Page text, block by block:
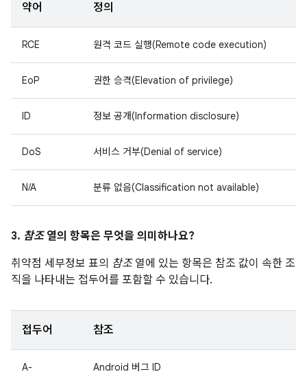
약어 정의
RCE 원격 코드 실행(Remote code execution)
EoP 권한 승격(Elevation of privilege)
ID 정보 공개(Information disclosure)
DoS 서비스 거부(Denial of service)
N/A 분류 없음(Classification not available)
3. 참조열의 항목은 무엇을 의미하나요?
취약점 세부정보 표의 참조열에 있는 항목은 참조 값이 속한 조
직을 나타내는 접두어를 포함할 수 있습니다.
접두어 참조
A- Android 버그 ID